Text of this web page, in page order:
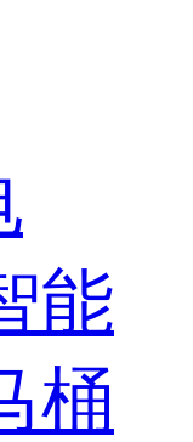
能
桶